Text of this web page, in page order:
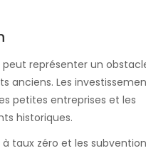
représenter un
anciens. Les
petites entreprises et les
historiques.
taux zéro et les